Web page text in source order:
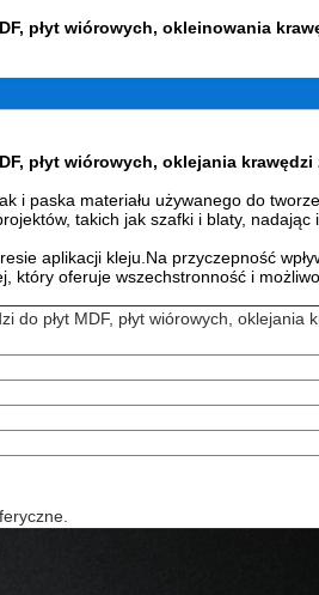
płyt wiórowych, okleinowania
płyt wiórowych, oklejania
i paska materiału używanego do
takich jak szafki i blaty, nadając
aplikacji kleju.Na przyczepność
który oferuje wszechstronność i
do płyt MDF, płyt wiórowych, oklejania